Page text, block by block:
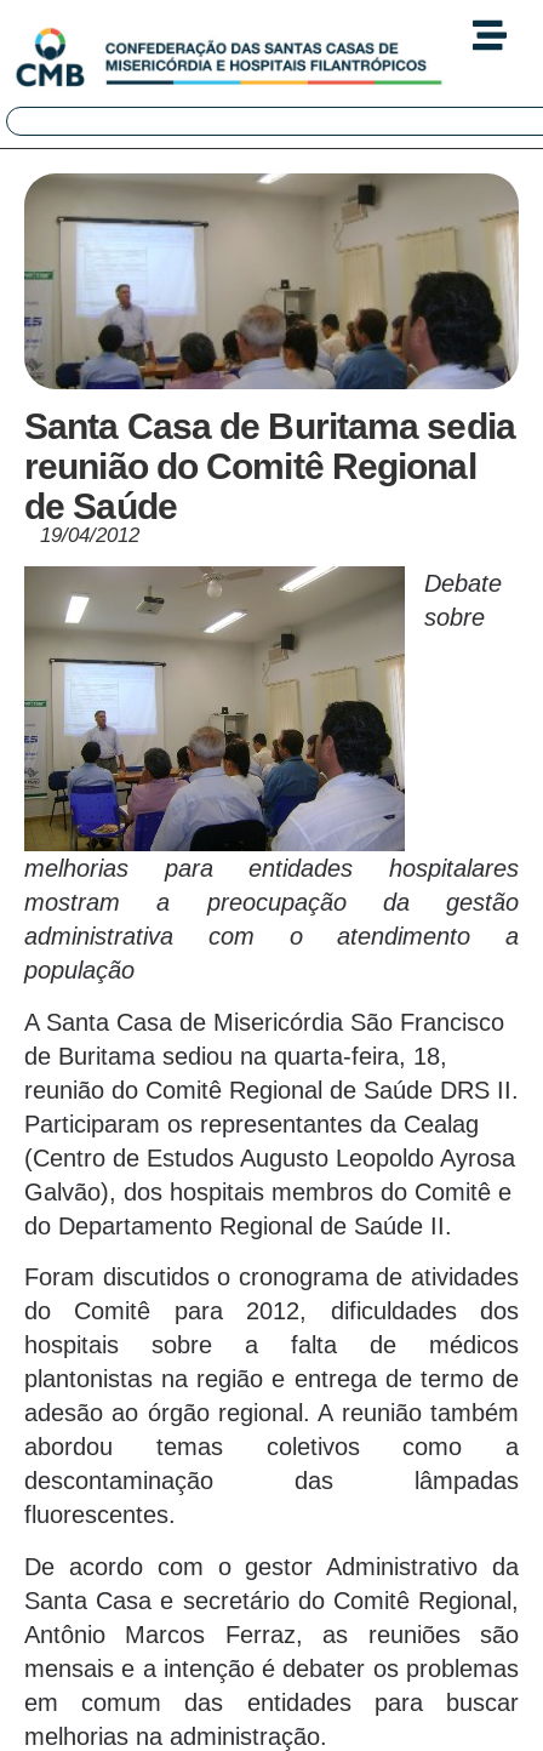
Santa Casa de Buritama sedia
reunião do Comitê Regional
de Saúde
19/04/2012
Debate
sobre
melhorias para entidades hospitalares
mostram a preocupação da gestão
administrativa com o atendimento a
população
A Santa Casa de Misericórdia São Francisco
de Buritama sediou na quarta-feira, 18,
reunião do Comitê Regional de Saúde DRS II.
Participaram os representantes da Cealag
(Centro de Estudos Augusto Leopoldo Ayrosa
Galvão), dos hospitais membros do Comitê e
do Departamento Regional de Saúde II.
Foram discutidos o cronograma de atividades
do Comitê para 2012, dificuldades dos
hospitais sobre a falta de médicos
plantonistas na região e entrega de termo de
adesão ao órgão regional. A reunião também
abordou temas coletivos como a
descontaminação das lâmpadas
fluorescentes.
De acordo com o gestor Administrativo da
Santa Casa e secretário do Comitê Regional,
Antônio Marcos Ferraz, as reuniões são
mensais e a intenção é debater os problemas
em comum das entidades para buscar
melhorias na administração.